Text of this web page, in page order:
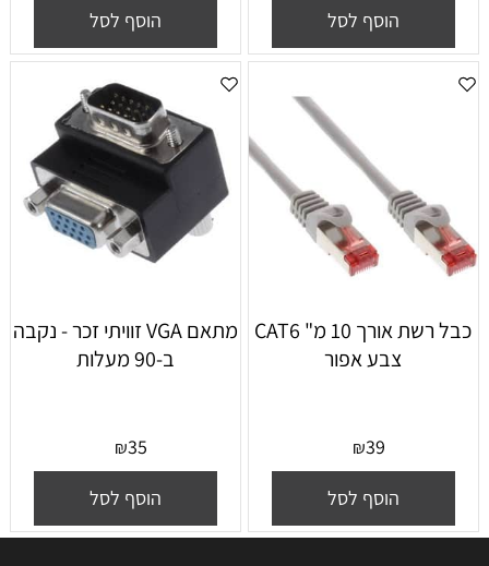
הוסף לסל הוסף לסל
כבל רשת אורך 10 מ" CAT6
צבע אפור
₪39
הוסף לסל
מתאם VGA זוויתי זכר - נקבה
ב-90 מעלות
₪35
הוסף לסל